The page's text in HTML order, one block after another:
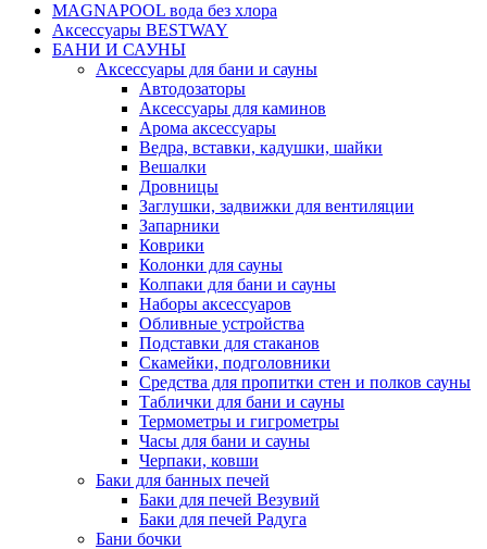
MAGNAPOOL вода без хлора
Аксессуары BESTWAY
БАНИ И САУНЫ
Аксессуары для бани и сауны
Автодозаторы
Аксессуары для каминов
Арома аксессуары
Ведра, вставки, кадушки, шайки
Вешалки
Дровницы
Заглушки, задвижки для вентиляции
Запарники
Коврики
Колонки для сауны
Колпаки для бани и сауны
Наборы аксессуаров
Обливные устройства
Подставки для стаканов
Скамейки, подголовники
Средства для пропитки стен и полков сауны
Таблички для бани и сауны
Термометры и гигрометры
Часы для бани и сауны
Черпаки, ковши
Баки для банных печей
Баки для печей Везувий
Баки для печей Радуга
Бани бочки